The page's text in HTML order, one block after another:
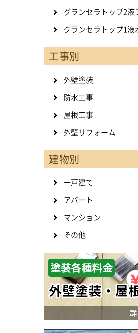
グランセラトップ2液
グランセラトップ1液
工事別
外壁塗装
防水工事
屋根工事
外壁リフォーム
建物別
一戸建て
アパート
マンション
その他